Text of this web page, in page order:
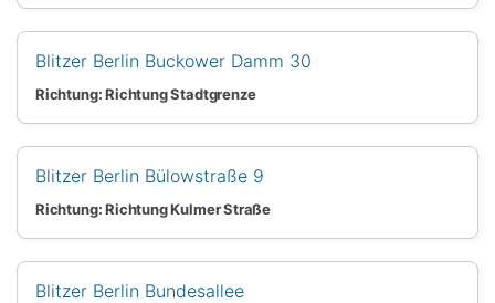
Blitzer Berlin Buckower Damm 30
Richtung: Richtung Stadtgrenze
Blitzer Berlin Bülowstraße 9
Richtung: Richtung Kulmer Straße
Blitzer Berlin Bundesallee